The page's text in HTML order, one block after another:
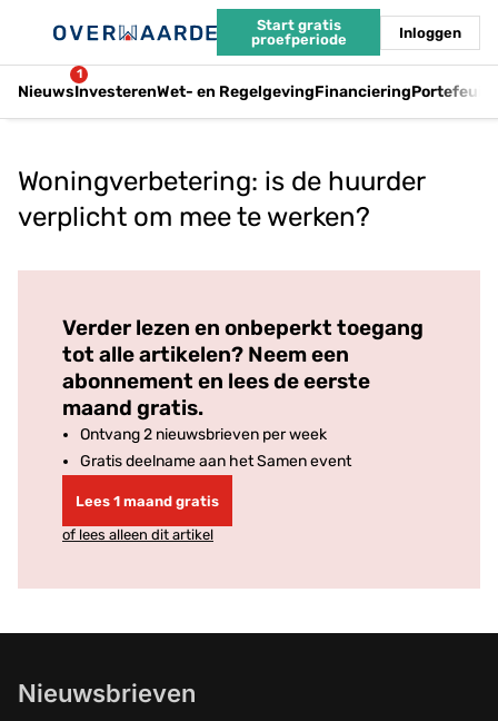
Start gratis
proefperiode
Inloggen
Nieuws
1
InvesterenWet- en RegelgevingFinanciering
Woningverbetering: is de huurder
verplicht om mee te werken?
Verder lezen en onbeperkt toegang
tot alle artikelen? Neem een
abonnement en lees de eerste
maand gratis.
Ontvang 2 nieuwsbrieven per week
Gratis deelname aan het Samen event
Lees 1 maand gratis
of lees alleen dit artikel
Nieuwsbrieven